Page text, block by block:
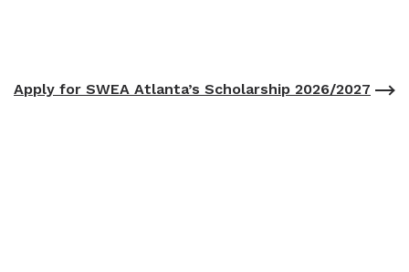
Apply for SWEA Atlanta’s Scholarship 2026/2027